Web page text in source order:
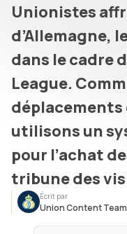
Unionistes
d’Allemagne,
dans le cadre
League.
déplacements
utilisons un
pour l’achat
tribune des
Écrit par
Union Content Team